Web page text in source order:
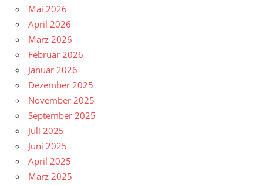
Mai 2026
April 2026
März 2026
Februar 2026
Januar 2026
Dezember 2025
November 2025
September 2025
Juli 2025
Juni 2025
April 2025
März 2025